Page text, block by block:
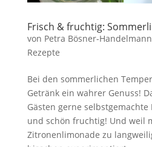
Frisch & fruchtig:
von Petra Bösner-Handelmann
Rezepte
Bei den sommerlichen
Getränk ein wahrer Genuss!
Gästen gerne
und schön fruchtig! Und weil
Zitronenlimonade zu